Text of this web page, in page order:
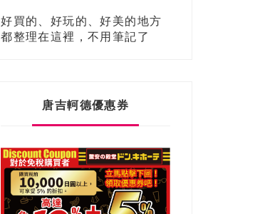
好買的、好玩的、好美的地方
都整理在這裡，不用筆記了
唐吉軻德優惠券